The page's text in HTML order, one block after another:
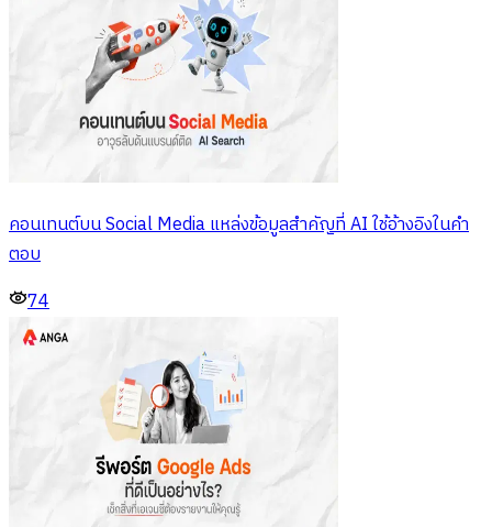
คอนเทนต์บน Social Media แหล่งข้อมูลสำคัญที่ AI ใช้อ้างอิงในคำ
ตอบ
74